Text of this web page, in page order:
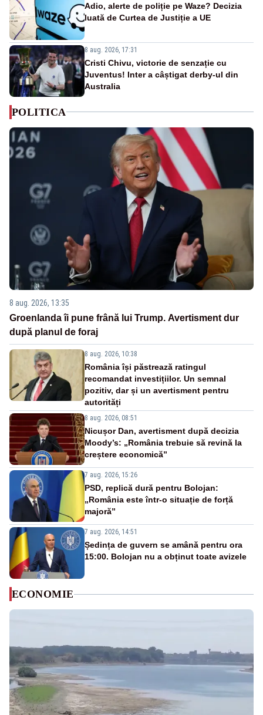
Adio, alerte de poliție pe Waze? Decizia
luată de Curtea de Justiție a UE
8 aug. 2026, 17:31
Cristi Chivu, victorie de senzație cu
Juventus! Inter a câștigat derby-ul din
Australia
POLITICA
8 aug. 2026, 13:35
Groenlanda îi pune frână lui Trump. Avertisment dur
după planul de foraj
8 aug. 2026, 10:38
România își păstrează ratingul
recomandat investițiilor. Un semnal
pozitiv, dar și un avertisment pentru
autorități
8 aug. 2026, 08:51
Nicușor Dan, avertisment după decizia
Moody’s: „România trebuie să revină la
creștere economică”
7 aug. 2026, 15:26
PSD, replică dură pentru Bolojan:
„România este într-o situație de forță
majoră”
7 aug. 2026, 14:51
Ședința de guvern se amână pentru ora
15:00. Bolojan nu a obținut toate avizele
ECONOMIE